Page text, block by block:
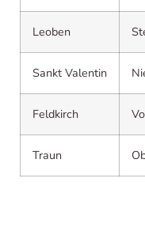
Leoben
Sankt Valentin
Feldkirch
Traun